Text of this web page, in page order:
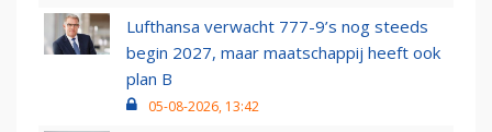
Lufthansa verwacht 777-9’s nog steeds
begin 2027, maar maatschappij heeft ook
plan B
05-08-2026, 13:42